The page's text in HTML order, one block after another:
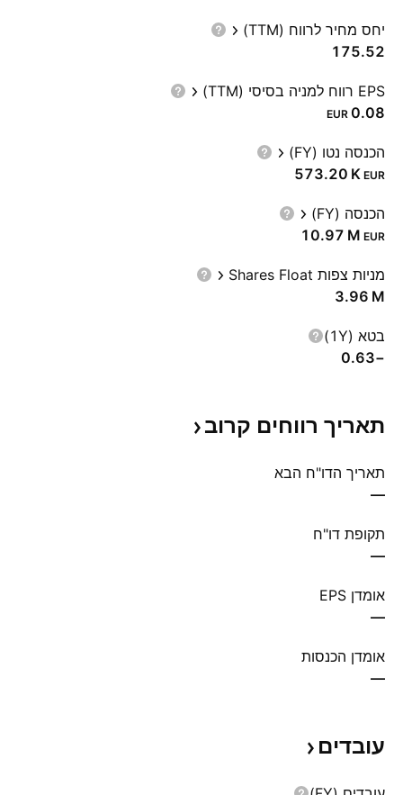
יחס מחיר לרווח (TTM)
175.52
EPS רווח למניה בסיסי (TTM)
0.08
EUR
הכנסה נטו (FY)
‪573.20 K‬ EUR
הכנסה (FY)
‪10.97 M‬ EUR
מניות צפות Shares Float
‪3.96 M‬
בטא (1Y)
−0.63
תאריך רווחים קרוב
תאריך הדו"ח הבא
—
תקופת דו"ח
—
אומדן EPS
—
אומדן הכנסות
—
עובדים